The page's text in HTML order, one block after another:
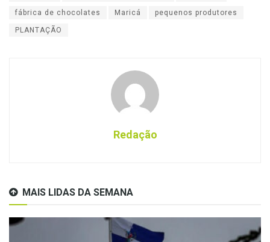
fábrica de chocolates Maricá pequenos produtores
PLANTAÇÃO
Redação
MAIS LIDAS DA SEMANA